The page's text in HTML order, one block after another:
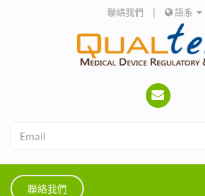
聯絡我們 | 語系
聯絡我們